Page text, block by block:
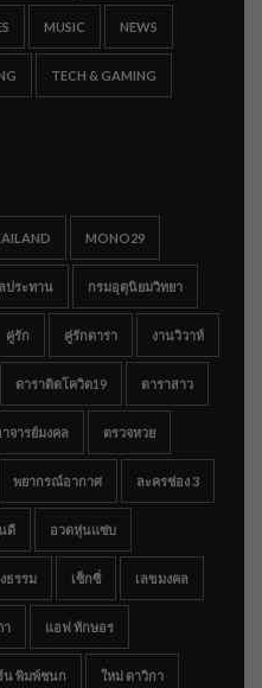
MUSIC NEWS
TECH & GAMING
MONO29
ประทาน กรมอุตุนิยมวิทยา
คู่รัก คู่รักดารา งานวิวาห์
ดาราติดโควิด19 ดาราสาว
จารย์มงคล ตรวจหวย
พยากรณ์อากาศ ละครช่อง 3
ดี อวดหุ่นแซ่บ
ธรรม เซ็กซี่ เลขมงคล
า แอฟ ทักษอร
น พิมพ์ชนก ใหม่ ดาวิกา